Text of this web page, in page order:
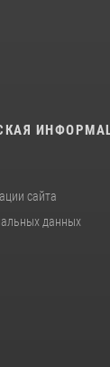
сайта
данных